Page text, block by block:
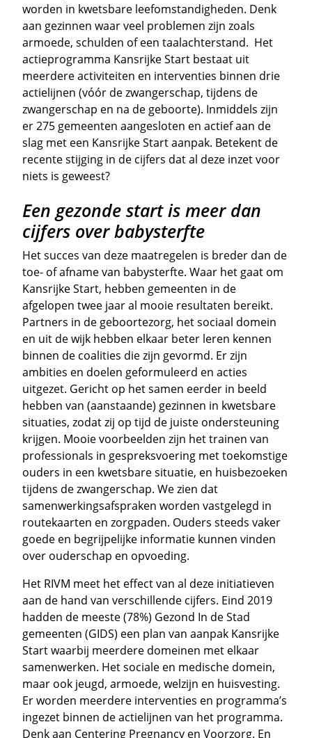
worden in kwetsbare leefomstandigheden. Denk
aan gezinnen waar veel problemen zijn zoals
armoede, schulden of een taalachterstand. Het
actieprogramma Kansrijke Start bestaat uit
meerdere activiteiten en interventies binnen drie
actielijnen (vóór de zwangerschap, tijdens de
zwangerschap en na de geboorte). Inmiddels zijn
er 275 gemeenten aangesloten en actief aan de
slag met een Kansrijke Start aanpak. Betekent de
recente stijging in de cijfers dat al deze inzet voor
niets is geweest?
Een gezonde start is meer dan
cijfers over babysterfte
Het succes van deze maatregelen is breder dan de
toe- of afname van babysterfte. Waar het gaat om
Kansrijke Start, hebben gemeenten in de
afgelopen twee jaar al mooie resultaten bereikt.
Partners in de geboortezorg, het sociaal domein
en uit de wijk hebben elkaar beter leren kennen
binnen de coalities die zijn gevormd. Er zijn
ambities en doelen geformuleerd en acties
uitgezet. Gericht op het samen eerder in beeld
hebben van (aanstaande) gezinnen in kwetsbare
situaties, zodat zij op tijd de juiste ondersteuning
krijgen. Mooie voorbeelden zijn het trainen van
professionals in gespreksvoering met toekomstige
ouders in een kwetsbare situatie, en huisbezoeken
tijdens de zwangerschap. We zien dat
samenwerkingsafspraken worden vastgelegd in
routekaarten en zorgpaden. Ouders steeds vaker
goede en begrijpelijke informatie kunnen vinden
over ouderschap en opvoeding.
Het RIVM meet het effect van al deze initiatieven
aan de hand van verschillende cijfers. Eind 2019
hadden de meeste (78%) Gezond In de Stad
gemeenten (GIDS) een plan van aanpak Kansrijke
Start waarbij meerdere domeinen met elkaar
samenwerken. Het sociale en medische domein,
maar ook jeugd, armoede, welzijn en huisvesting.
Er worden meerdere interventies en programma’s
ingezet binnen de actielijnen van het programma.
Denk aan Centering Pregnancy en Voorzorg. En